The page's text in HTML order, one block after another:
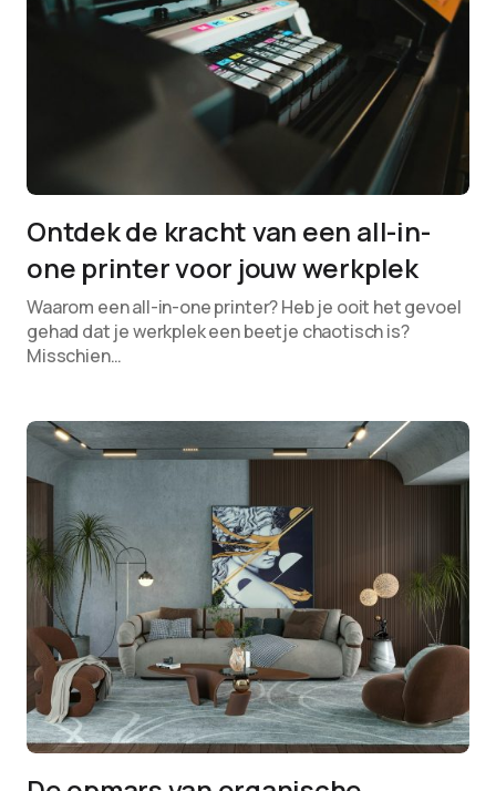
Ontdek de kracht van een all-in-
one printer voor jouw werkplek
Waarom een all-in-one printer? Heb je ooit het gevoel
gehad dat je werkplek een beetje chaotisch is?
Misschien…